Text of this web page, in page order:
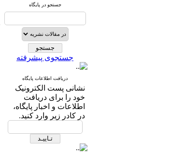
جستجو در پایگاه
جستجوی پیشرفته
دریافت اطلاعات پایگاه
نشانی پست الکترونیک
خود را برای دریافت
اطلاعات و اخبار پایگاه،
در کادر زیر وارد کنید.